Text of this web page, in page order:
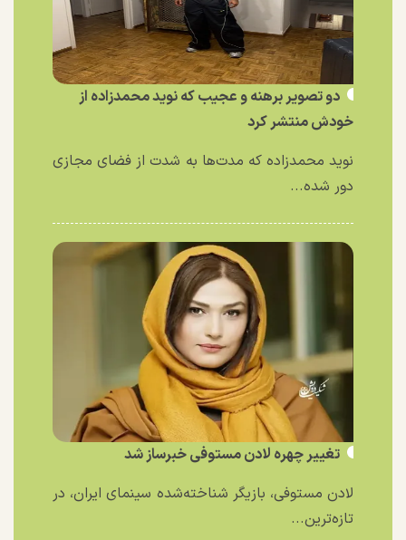
دو تصویر برهنه و عجیب که نوید محمدزاده از
خودش منتشر کرد
نوید محمدزاده که مدت‌ها به شدت از فضای مجازی
دور شده...
تغییر چهره لادن مستوفی خبرساز شد
لادن مستوفی، بازیگر شناخته‌شده سینمای ایران، در
تازه‌ترین...